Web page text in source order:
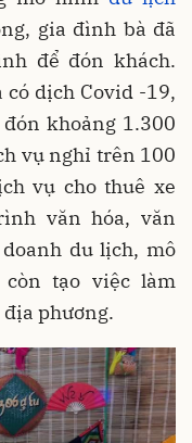
gia đình bà đã
để đón khách.
dịch Covid -19,
khoảng 1.300
vụ nghỉ trên 100
vụ cho thuê xe
văn hóa, văn
du lịch, mô
tạo việc làm
phương.